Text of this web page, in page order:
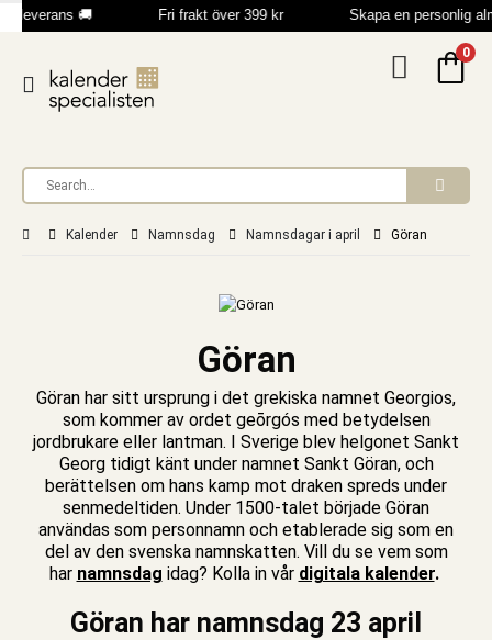
leverans 🚚 Fri frakt över 399 kr Skapa en personlig
0
Kalender Namnsdag Namnsdagar i april Göran
Göran
Göran har sitt ursprung i det grekiska namnet Georgios,
som kommer av ordet geōrgós med betydelsen
jordbrukare eller lantman. I Sverige blev helgonet Sankt
Georg tidigt känt under namnet Sankt Göran, och
berättelsen om hans kamp mot draken spreds under
senmedeltiden. Under 1500-talet började Göran
användas som personnamn och etablerade sig som en
del av den svenska namnskatten. Vill du se vem som
har namnsdag idag? Kolla in vår digitala kalender.
Göran har namnsdag 23 april